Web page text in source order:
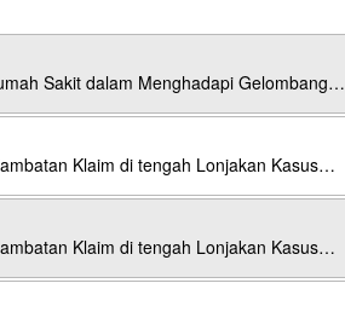
Sakit dalam Menghadapi Gelombang…
Klaim di tengah Lonjakan Kasus…
Klaim di tengah Lonjakan Kasus…